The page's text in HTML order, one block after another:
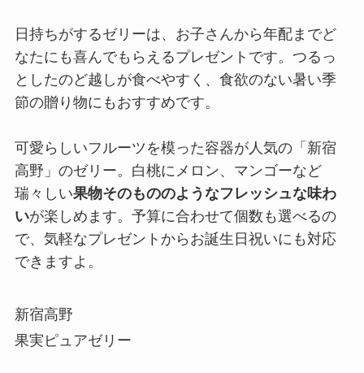
日持ちがするゼリーは、お子さんから年配までど
なたにも喜んでもらえるプレゼントです。つるっ
としたのど越しが食べやすく、食欲のない暑い季
節の贈り物にもおすすめです。
可愛らしいフルーツを模った容器が人気の「新宿
高野」のゼリー。白桃にメロン、マンゴーなど
瑞々しい果物そのもののようなフレッシュな味わ
いが楽しめます。予算に合わせて個数も選べるの
で、気軽なプレゼントからお誕生日祝いにも対応
できますよ。
新宿高野
果実ピュアゼリー